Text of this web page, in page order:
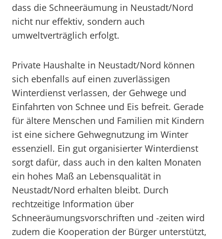
dass die Schneeräumung in Neustadt/Nord
nicht nur effektiv, sondern auch
umweltverträglich erfolgt.
Private Haushalte in Neustadt/Nord können
sich ebenfalls auf einen zuverlässigen
Winterdienst verlassen, der Gehwege und
Einfahrten von Schnee und Eis befreit. Gerade
für ältere Menschen und Familien mit Kindern
ist eine sichere Gehwegnutzung im Winter
essenziell. Ein gut organisierter Winterdienst
sorgt dafür, dass auch in den kalten Monaten
ein hohes Maß an Lebensqualität in
Neustadt/Nord erhalten bleibt. Durch
rechtzeitige Information über
Schneeräumungsvorschriften und -zeiten wird
zudem die Kooperation der Bürger unterstützt,